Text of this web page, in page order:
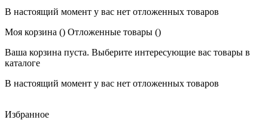
В настоящий момент у вас нет отложенных товаров
Моя корзина () Отложенные товары ()
Ваша корзина пуста. Выберите интересующие вас товары в
каталоге
В настоящий момент у вас нет отложенных товаров
Избранное